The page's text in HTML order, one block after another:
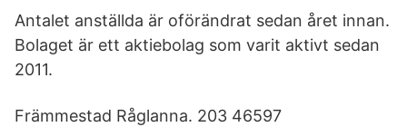
Antalet anställda är oförändrat sedan året innan.
Bolaget är ett aktiebolag som varit aktivt sedan
2011.
Främmestad Råglanna. 203 46597